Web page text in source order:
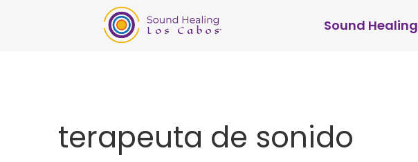
Sound Healing
terapeuta de sonido